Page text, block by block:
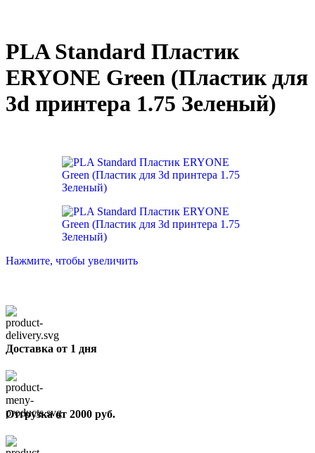
PLA Standard Пластик
ERYONE Green (Пластик для
3d принтера 1.75 Зеленый)
Нажмите, чтобы увеличить
Доставка от 1 дня
Отгрузка от 2000 руб.